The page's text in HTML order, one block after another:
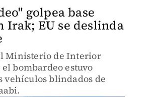
golpea base
Irak; EU se deslinda
Ministerio de Interior
bombardeo estuvo
vehículos blindados de